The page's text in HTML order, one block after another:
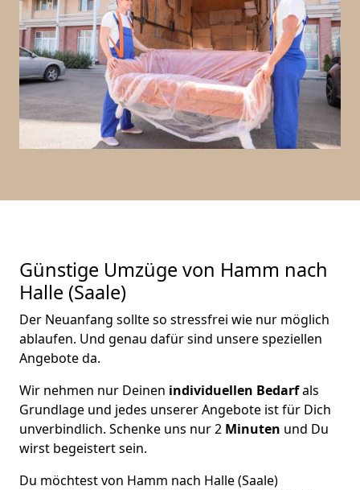
Günstige Umzüge von Hamm nach
Halle (Saale)
Der Neuanfang sollte so stressfrei wie nur möglich
ablaufen. Und genau dafür sind unsere speziellen
Angebote da.
Wir nehmen nur Deinen individuellen Bedarfals
Grundlage und jedes unserer Angebote ist für Dich
unverbindlich. Schenke uns nur 2 Minuten und Du
wirst begeistert sein.
Du möchtest von Hamm nach Halle (Saale)